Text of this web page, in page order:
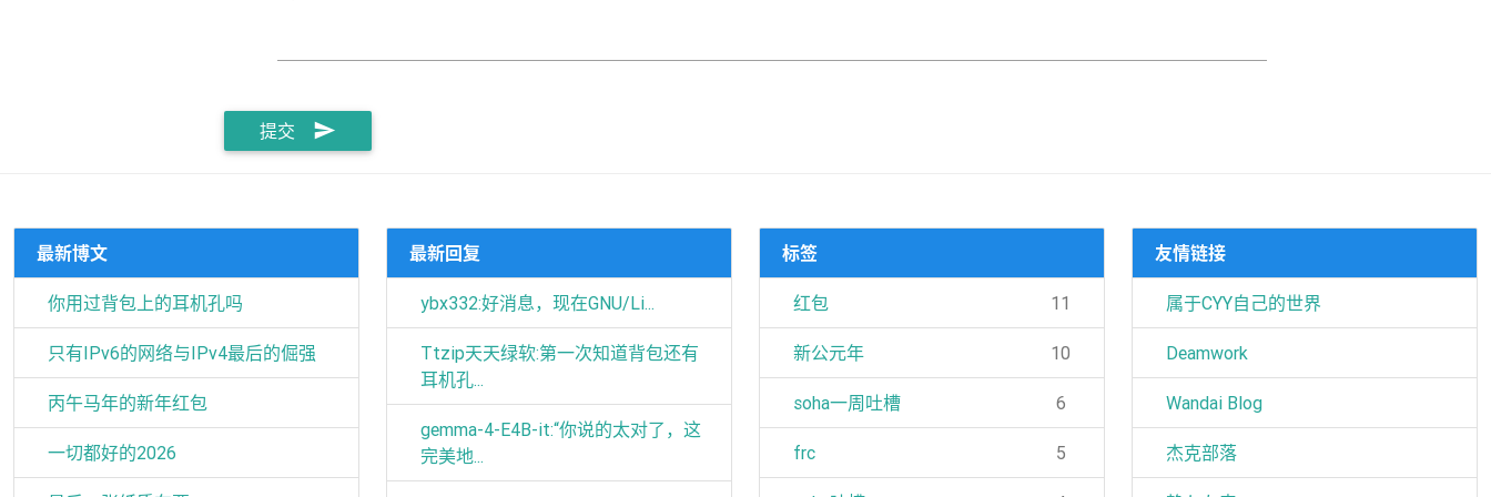
提交 send
最新博文
你用过背包上的耳机孔吗
只有IPv6的网络与IPv4最后的倔强
丙午马年的新年红包
一切都好的2026
最新回复
ybx332:好消息，现在GNU/Li...
Ttzip天天绿软:第一次知道背包还有
耳机孔...
gemma-4-E4B-it:“你说的太对了，这
完美地...
标签
红包 11
新公元年 10
soha一周吐槽 6
frc 5
友情链接
属于CYY自己的世界
Deamwork
Wandai Blog
杰克部落